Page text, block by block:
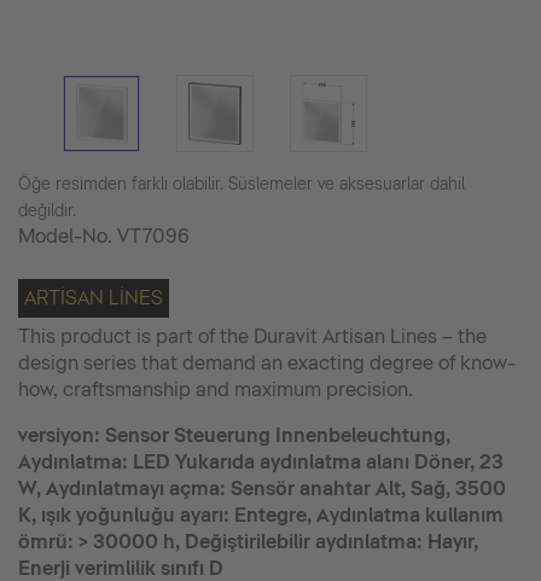
Öğe resimden farklı olabilir. Süslemeler ve aksesuarlar dahil
değildir.
Model-No. VT7096
ARTISAN LINES
This product is part of the Duravit Artisan Lines – the
design series that demand an exacting degree of know-
how, craftsmanship and maximum precision.
versiyon: Sensor Steuerung Innenbeleuchtung,
Aydınlatma: LED Yukarıda aydınlatma alanı Döner, 23
W, Aydınlatmayı açma: Sensör anahtar Alt, Sağ, 3500
K, ışık yoğunluğu ayarı: Entegre, Aydınlatma kullanım
ömrü: > 30000 h, Değiştirilebilir aydınlatma: Hayır,
Enerji verimlilik sınıfı D